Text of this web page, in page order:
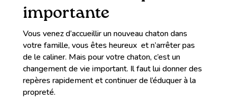
importante
Vous venez d’accueillir un nouveau chaton dans
votre famille, vous êtes heureux et n’arrêter pas
de le caliner. Mais pour votre chaton, c’est un
changement de vie important. Il faut lui donner des
repères rapidement et continuer de l’éduquer à la
propreté.